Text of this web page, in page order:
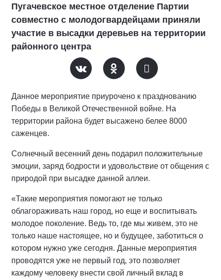
Пугачевское местное отделение Партии
совместно с молодогвардейцами приняли
участие в высадки деревьев на территории
районного центра
Данное мероприятие приурочено к празднованию
Победы в Великой Отечественной войне. На
территории района будет высажено белее 8000
саженцев.
Солнечный весенний день подарил положительные
эмоции, заряд бодрости и удовольствие от общения с
природой при высадке данной аллеи.
«Такие мероприятия помогают не только
облагораживать наш город, но еще и воспитывать
молодое поколение. Ведь то, где мы живем, это не
только наше настоящее, но и будущее, заботиться о
котором нужно уже сегодня. Данные мероприятия
проводятся уже не первый год, это позволяет
каждому человеку внести свой личный вклад в